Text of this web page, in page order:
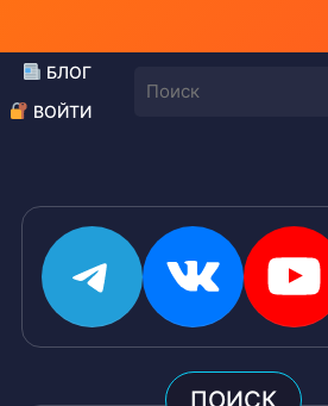
БЛОГ
ВОЙТИ
Найти:
Telegram ВКонтакте YouTube
ПОИСК